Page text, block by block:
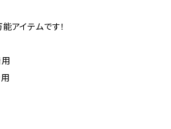
アイテムです！